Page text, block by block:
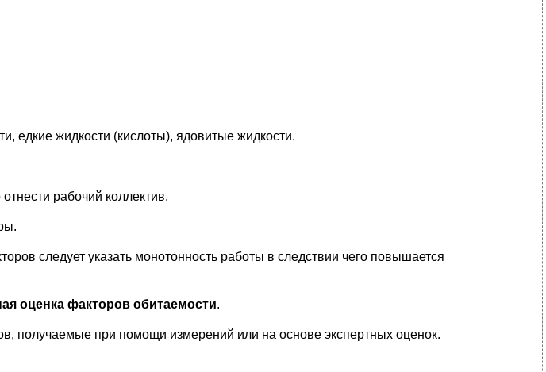
едкие жидкости (кислоты), ядовитые жидкости.
рабочий коллектив.
следует указать монотонность работы в следствии чего повышается
оценка факторов обитаемости.
получаемые при помощи измерений или на основе экспертных оценок.